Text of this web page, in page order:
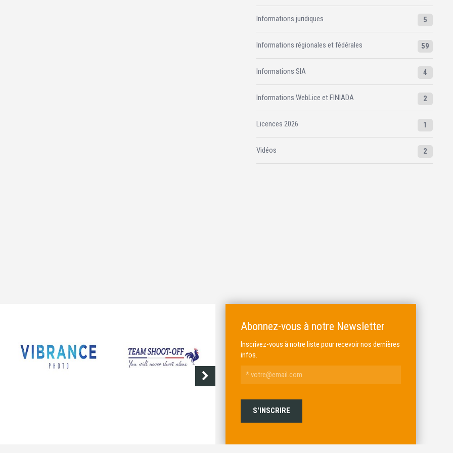
Informations juridiques 5
Informations régionales et fédérales 59
Informations SIA 4
Informations WebLice et FINIADA 2
Licences 2026 1
Vidéos 2
ALKAR
Abonnez-vous à notre Newsletter
Inscrivez-vous à notre liste pour recevoir nos dernières
infos.